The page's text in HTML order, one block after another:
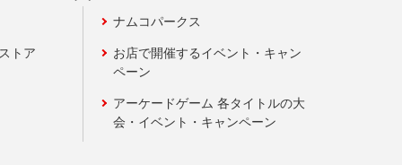
トア
ナムコパークス
お店で開催するイベント・キャン
ペーン
アーケードゲーム 各タイトルの大
会・イベント・キャンペーン